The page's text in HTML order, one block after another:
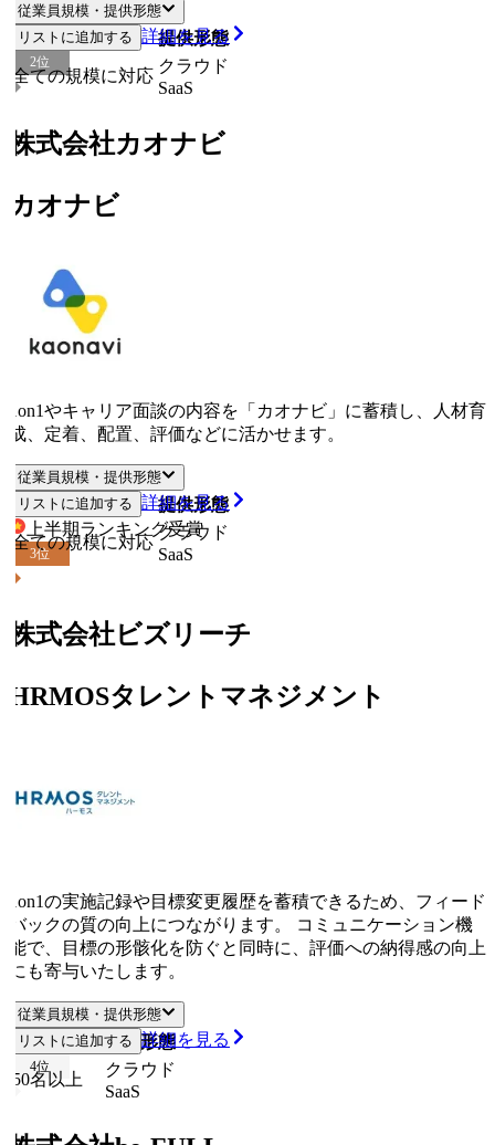
従業員規模・提供形態
従業員規模
提供形態
ての規模に対応
クラウド
SaaS
リストに追加する 詳細を見る
位
式会社カオナビ
オナビ
やキャリア面談の内容を「カオナビ」に蓄積し、人材育
、定着、配置、評価などに活かせます。
従業員規模・提供形態
従業員規模
提供形態
ての規模に対応
クラウド
SaaS
リストに追加する 詳細を見る
上半期ランキング受賞
3位
式会社ビズリーチ
タレントマネジメント
の実施記録や目標変更履歴を蓄積できるため、フィード
ックの質の向上につながります。 コミュニケーション機
で、目標の形骸化を防ぐと同時に、評価への納得感の向上
も寄与いたします。
従業員規模・提供形態
業員規模 提供形態
名以上
クラウド
SaaS
リストに追加する 詳細を見る
位